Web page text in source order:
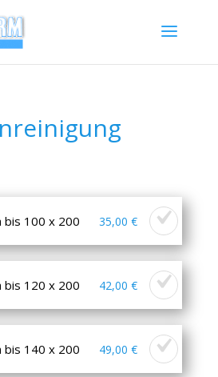
bis 100 x 200 35,00 €
bis 120 x 200 42,00 €
bis 140 x 200 49,00 €